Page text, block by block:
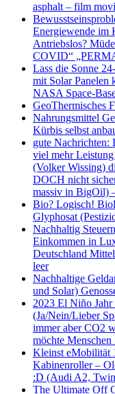
asphalt – film
Energiewende im
Antriebslos?
COVID“
Lass die Sonne
mit Solar Panelen
NASA Space-
GeoThermisches
Nahrungsmittel
Kürbis selbst
gute Nachrichten:
viel mehr
(Volker Wissing)
DOCH nicht
massiv in BigOil)
Bio? Logisch!
Glyphosat
Nachhaltig
Einkommen in
Deutschland
leer
Nachhaltige
und Solar)
2023 El Niño
(Ja/Nein/Lieber
immer aber CO2
möchte
Kleinst eMobilität
Kabinenroller –
:D (Audi A2,
The Ultimate Off